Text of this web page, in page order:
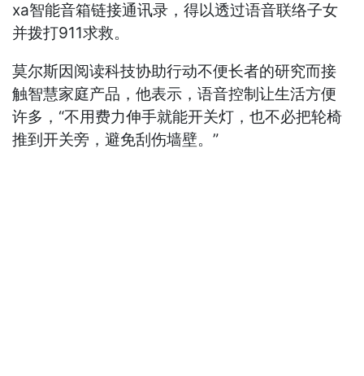
xa智能音箱链接通讯录，得以透过语音联络子女
并拨打911求救。
莫尔斯因阅读科技协助行动不便长者的研究而接
触智慧家庭产品，他表示，语音控制让生活方便
许多，“不用费力伸手就能开关灯，也不必把轮椅
推到开关旁，避免刮伤墙壁。”